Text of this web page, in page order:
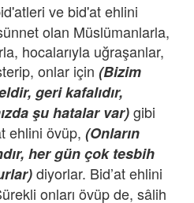
ve bid'at ehlini
olan Müslümanlarla,
hocalarıyla uğraşanlar,
onlar için (Bizim
geri kafalıdır,
şu hatalar var)gibi
ehlini övüp, (Onların
her gün çok tesbih
diyorlar. Bid’at ehlini
onları övüp de, sâlih